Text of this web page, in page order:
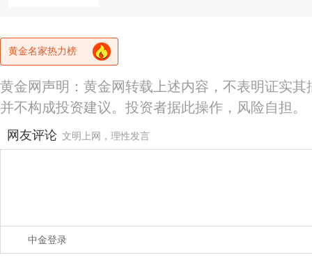
黄金名家热力榜
黄金网声明：黄金网转载上述内容，不表明证实
并不构成投资建议。投资者据此操作，风险自担。
网友评论 文明上网，理性发言
中金登录